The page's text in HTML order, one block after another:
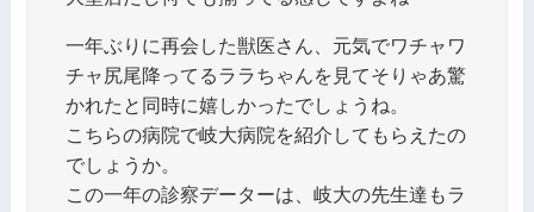
一年ぶりに再会した獣医さん、元気でワチャワ
チャ尻尾降ってるララちゃんを見てそりゃあ驚
かれたと同時に嬉しかったでしょうね。
こちらの病院で岐大病院を紹介してもらえたの
でしょうか。
この一年の診察データーは、岐大の先生達もラ